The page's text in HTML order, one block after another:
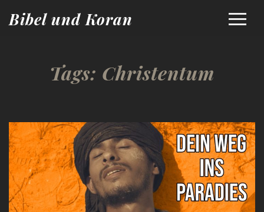
Bibel und Koran
Tags: Christentum